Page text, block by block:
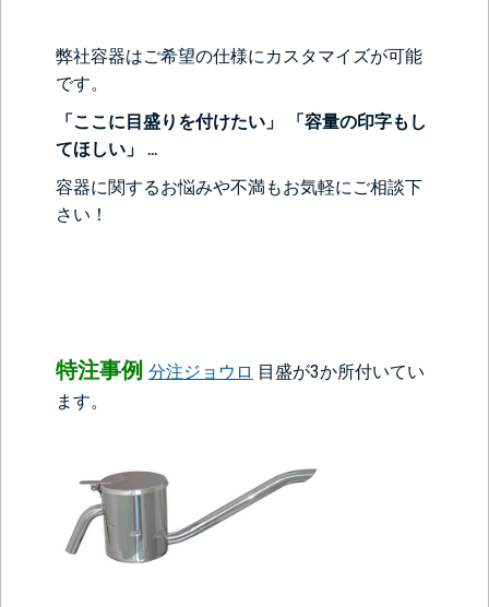
弊社容器はご希望の仕様にカスタマイズが可能
です。
「ここに目盛りを付けたい」 「容量の印字もし
てほしい」 ...
容器に関するお悩みや不満もお気軽にご相談下
さい！
特注事例 分注ジョウロ 目盛が3か所付いてい
ます。